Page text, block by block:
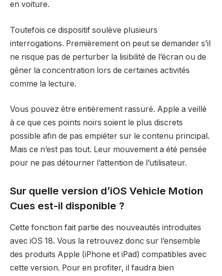
en voiture.
Toutefois ce dispositif soulève plusieurs
interrogations. Premièrement on peut se demander s’il
ne risque pas de perturber la lisibilité de l’écran ou de
gêner la concentration lors de certaines activités
comme la lecture.
Vous pouvez être entièrement rassuré. Apple a veillé
à ce que ces points noirs soient le plus discrets
possible afin de pas empiéter sur le contenu principal.
Mais ce n’est pas tout. Leur mouvement a été pensée
pour ne pas détourner l’attention de l’utilisateur.
Sur quelle version d’iOS Vehicle Motion
Cues est-il disponible ?
Cette fonction fait partie des nouveautés introduites
avec iOS 18. Vous la retrouvez donc sur l’ensemble
des produits Apple (iPhone et iPad) compatibles avec
cette version. Pour en profiter, il faudra bien